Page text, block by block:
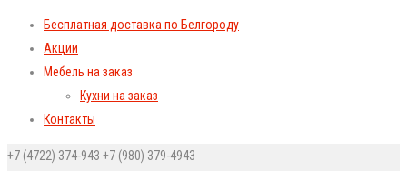
Бесплатная доставка по Белгороду
Акции
Мебель на заказ
Кухни на заказ
Контакты
+7 (4722) 374-943 +7 (980) 379-4943